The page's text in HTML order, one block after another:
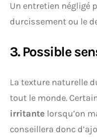
Un entretien négligé
durcissement ou le
3. Possible
La texture naturelle
tout le monde.
irritante lorsqu’on
conseillera donc